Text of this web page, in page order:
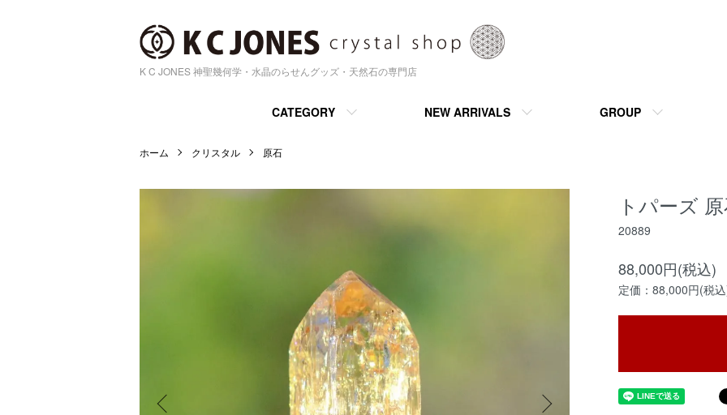
K C JONES 神聖幾何学・水晶のらせんグッズ・天然石の専門店
CATEGORY NEW ARRIVALS GROUP
ホーム クリスタル 原石
トパーズ
20889
88,000円(税込)
定価：88,000円(税